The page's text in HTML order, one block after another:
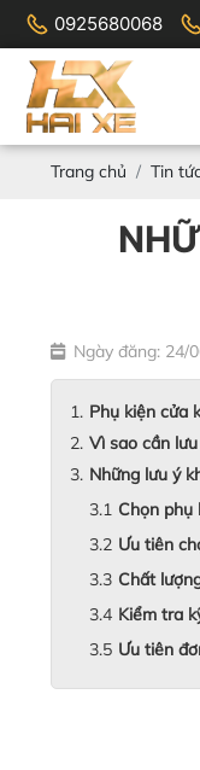
0925680068
Trang chủ Tin
Ngày đăng: 24/
Phụ kiện cửa
Vì sao cần
Những lưu ý
Chọn phụ
Ưu tiên
Chất
Kiểm tra
Ưu tiên